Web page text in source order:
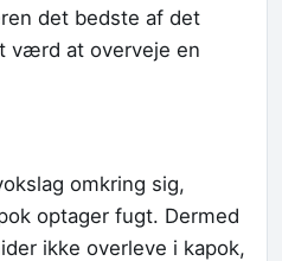
det bedste af det
værd at overveje en
omkring sig,
optager fugt. Dermed
ikke overleve i kapok,